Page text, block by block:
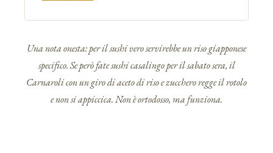
Una nota onesta: per il sushi vero servirebbe un riso giapponese
specifico. Se però fate sushi casalingo per il sabato sera, il
Carnaroli con un giro di aceto di riso e zucchero regge il rotolo
e non si appiccica. Non è ortodosso, ma funziona.